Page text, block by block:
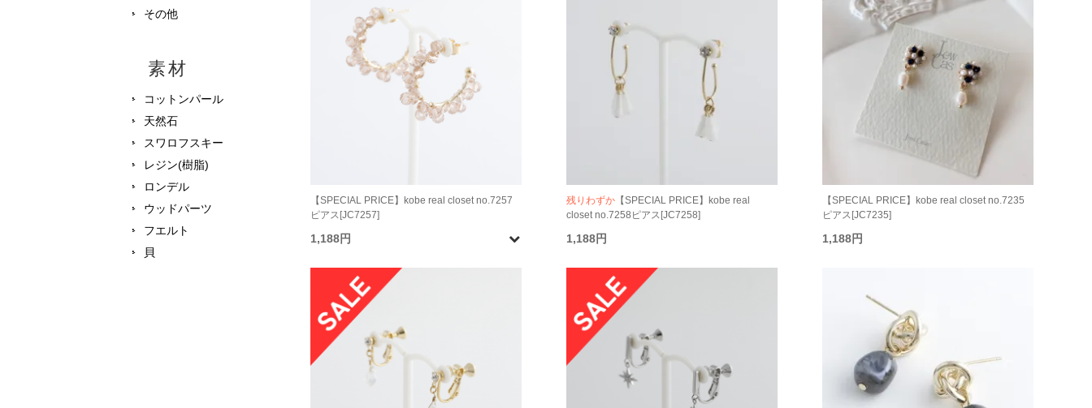
【SPECIAL PRICE】kobe real closet no.7257
ピアス[JC7257]
1,188円
残りわずか 【SPECIAL PRICE】kobe real
closet no.7258ピアス[JC7258]
1,188円
【SPECIAL PRICE】kobe real closet no.7235
ピアス[JC7235]
1,188円
その他
素材
コットンパール
天然石
スワロフスキー
レジン(樹脂)
ロンデル
ウッドパーツ
フエルト
貝